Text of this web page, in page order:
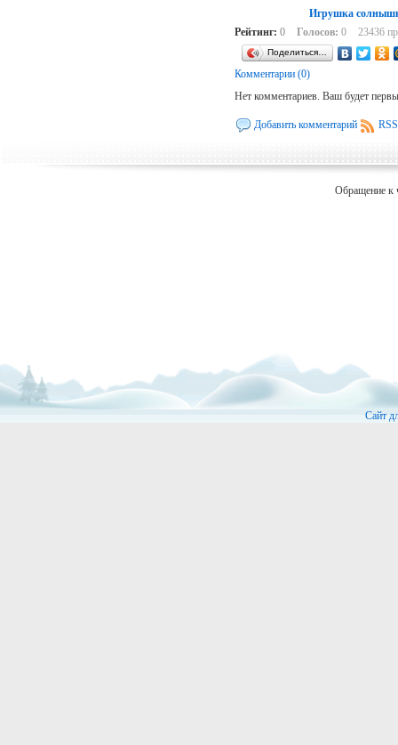
Игрушка
Рейтинг: 0 Голосов: 0 23436
Поделиться…
Комментарии (0)
Нет комментариев. Ваш будет
Добавить комментарий
Обращение к
Сайт